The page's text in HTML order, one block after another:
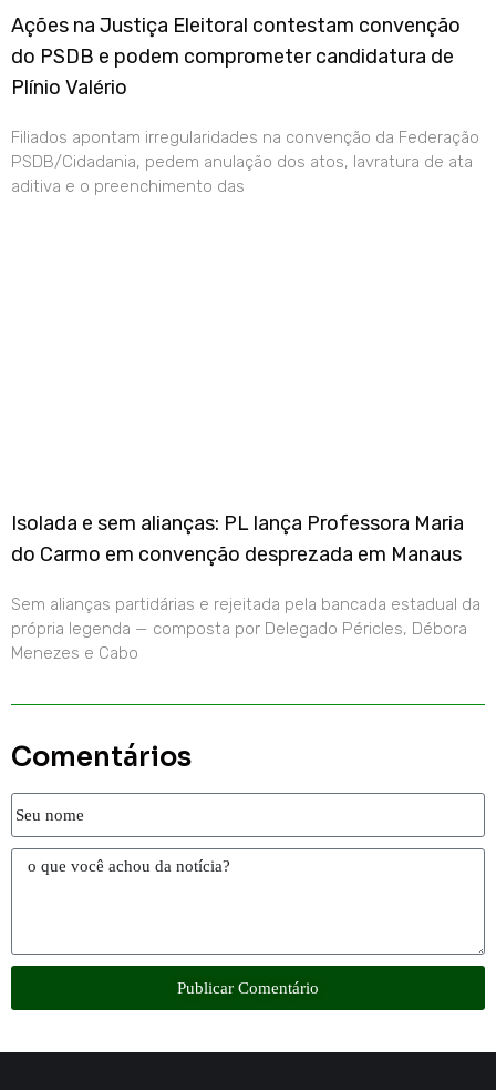
Ações na Justiça Eleitoral contestam convenção
do PSDB e podem comprometer candidatura de
Plínio Valério
Filiados apontam irregularidades na convenção da Federação
PSDB/Cidadania, pedem anulação dos atos, lavratura de ata
aditiva e o preenchimento das
Isolada e sem alianças: PL lança Professora Maria
do Carmo em convenção desprezada em Manaus
Sem alianças partidárias e rejeitada pela bancada estadual da
própria legenda — composta por Delegado Péricles, Débora
Menezes e Cabo
Comentários
Publicar Comentário